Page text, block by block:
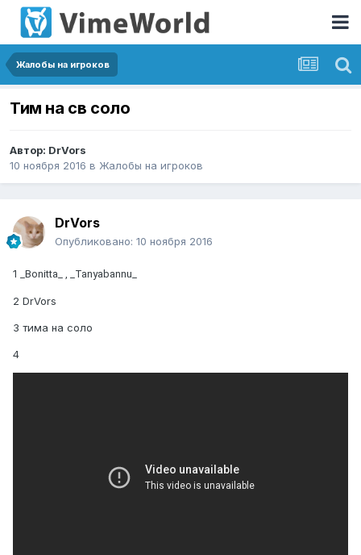
Жалобы на игроков
Тим на св соло
Автор: DrVors
10 ноября 2016 в Жалобы на игроков
DrVors
Опубликовано: 10 ноября 2016
1 _Bonitta_ , _Tanyabannu_
2 DrVors
3 тима на соло
4